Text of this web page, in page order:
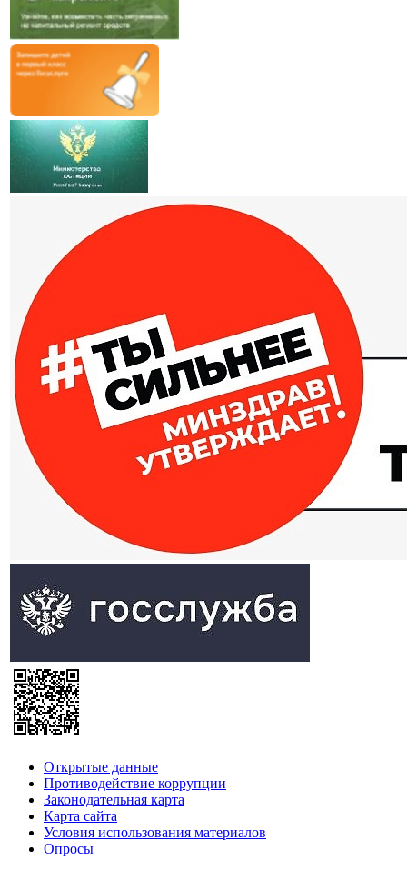
Открытые данные
Противодействие коррупции
Законодательная карта
Карта сайта
Условия использования материалов
Опросы